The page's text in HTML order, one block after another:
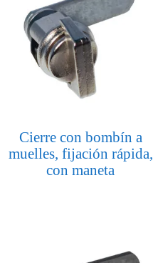
Cierre con bombín a
muelles, fijación rápida,
con maneta